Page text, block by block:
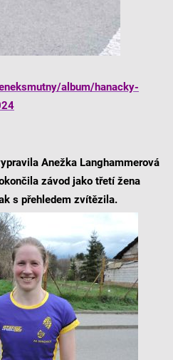
album/hanacky-
Anežka Langhammerová
závod jako třetí žena
s přehledem zvítězila.